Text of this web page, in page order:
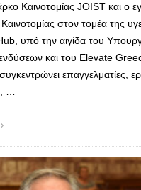
Καινοτομίας JOIST και ο
στον τομέα της
υπό την αιγίδα του
και του Elevate
επαγγελματίες,
…